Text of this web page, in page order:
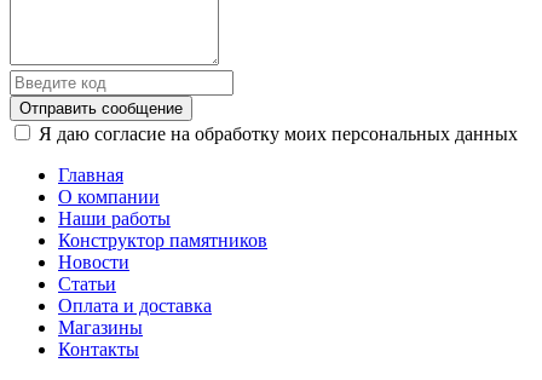
Отправить сообщение
Я даю согласие на обработку моих персональных данных
Главная
О компании
Наши работы
Конструктор памятников
Новости
Статьи
Оплата и доставка
Магазины
Контакты